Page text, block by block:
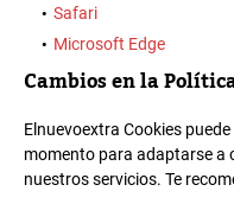
Safari
Microsoft Edge
Cambios en la
Elnuevoextra Cookies
momento para adaptarse a
nuestros servicios. Te